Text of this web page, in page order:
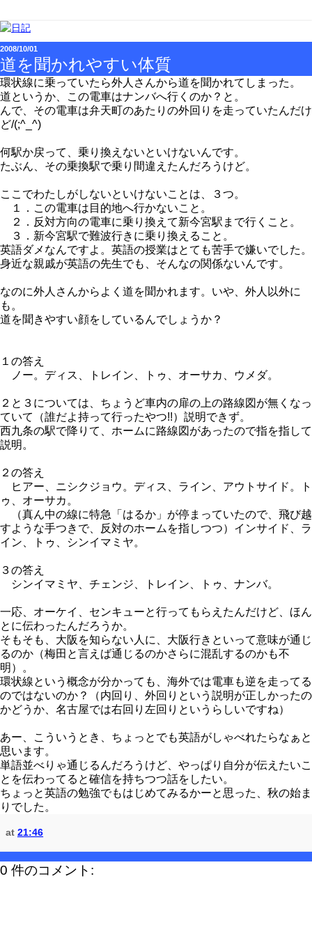
2008/10/01
道を聞かれやすい体質
環状線に乗っていたら外人さんから道を聞かれてしまった。
道というか、この電車はナンバへ行くのか？と。
んで、その電車は弁天町のあたりの外回りを走っていたんだけ
ど/(;^_^)
何駅か戻って、乗り換えないといけないんです。
たぶん、その乗換駅で乗り間違えたんだろうけど。
ここでわたしがしないといけないことは、３つ。
１．この電車は目的地へ行かないこと。
２．反対方向の電車に乗り換えて新今宮駅まで行くこと。
３．新今宮駅で難波行きに乗り換えること。
英語ダメなんですよ。英語の授業はとても苦手で嫌いでした。
身近な親戚が英語の先生でも、そんなの関係ないんです。
なのに外人さんからよく道を聞かれます。いや、外人以外に
も。
道を聞きやすい顔をしているんでしょうか？
１の答え
ノー。ディス、トレイン、トゥ、オーサカ、ウメダ。
２と３については、ちょうど車内の扉の上の路線図が無くなっ
ていて（誰だよ持って行ったやつ!!）説明できず。
西九条の駅で降りて、ホームに路線図があったので指を指して
説明。
２の答え
ヒアー、ニシクジョウ。ディス、ライン、アウトサイド。ト
ゥ、オーサカ。
（真ん中の線に特急「はるか」が停まっていたので、飛び越
すような手つきで、反対のホームを指しつつ）インサイド、ラ
イン、トゥ、シンイマミヤ。
３の答え
シンイマミヤ、チェンジ、トレイン、トゥ、ナンバ。
一応、オーケイ、センキューと行ってもらえたんだけど、ほん
とに伝わったんだろうか。
そもそも、大阪を知らない人に、大阪行きといって意味が通じ
るのか（梅田と言えば通じるのかさらに混乱するのかも不
明）。
環状線という概念が分かっても、海外では電車も逆を走ってる
のではないのか？（内回り、外回りという説明が正しかったの
かどうか、名古屋では右回り左回りというらしいですね）
あー、こういうとき、ちょっとでも英語がしゃべれたらなぁと
思います。
単語並べりゃ通じるんだろうけど、やっぱり自分が伝えたいこ
とを伝わってると確信を持ちつつ話をしたい。
ちょっと英語の勉強でもはじめてみるかーと思った、秋の始ま
りでした。
at 21:46
0 件のコメント: